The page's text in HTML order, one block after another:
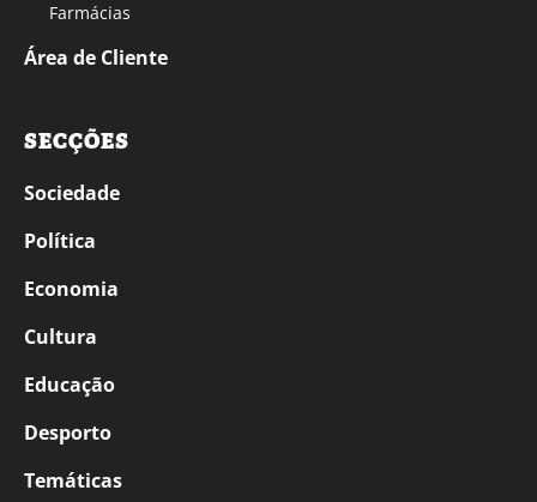
Farmácias
Área de Cliente
SECÇÕES
Sociedade
Política
Economia
Cultura
Educação
Desporto
Temáticas